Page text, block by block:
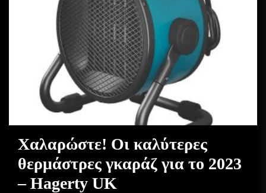
Χαλαρώστε! Οι καλύτερες
θερμάστρες γκαράζ για το 2023
– Hagerty UK